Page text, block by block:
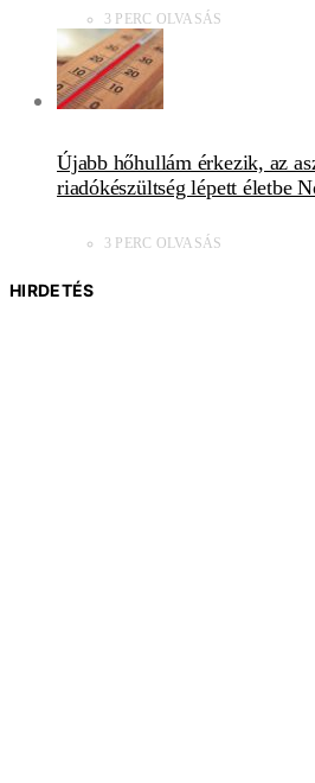
3 PERC OLVASÁS
Újabb hőhullám érkezik, az
riadókészültség lépett életbe
3 PERC OLVASÁS
HIRDETÉS